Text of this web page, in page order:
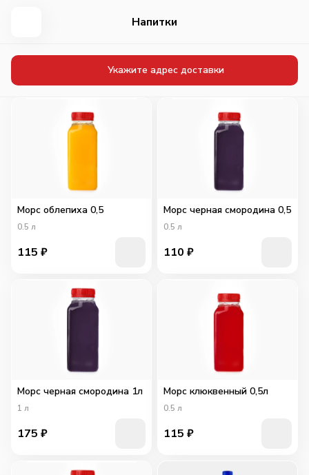
Напитки
Укажите адрес доставки
Морс облепиха 0,5
0.5 л
115 ₽
Морс черная смородина 0,5
0.5 л
110 ₽
Морс черная смородина 1л
1 л
175 ₽
Морс клюквенный 0,5л
0.5 л
115 ₽